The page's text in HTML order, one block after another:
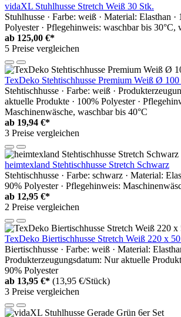
vidaXL Stuhlhusse Stretch Weiß 30 Stk.
Stuhlhusse · Farbe: weiß · Material: Elasthan
Polyester · Pflegehinweis: waschbar bis 30°C,
ab 125,00 €*
5 Preise vergleichen
TexDeko Stehtischhusse Premium Weiß Ø 100
Stehtischhusse · Farbe: weiß ·
aktuelle Produkte · 100% Polyester ·
Maschinenwäsche, waschbar bis 40°C
ab 19,94 €*
3 Preise vergleichen
heimtexland Stehtischhusse Stretch Schwarz
Stehtischhusse · Farbe: schwarz · Material:
90% Polyester · Pflegehinweis:
ab 12,95 €*
2 Preise vergleichen
TexDeko Biertischhusse Stretch Weiß 220 x
Biertischhusse · Farbe: weiß · Material:
Produkterzeugungsdatum: Nur aktuelle
90% Polyester
ab 13,95 €* (13,95 €/Stück)
3 Preise vergleichen